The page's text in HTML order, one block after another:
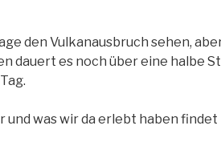
den Vulkanausbruch sehen,
dauert es noch über eine halbe
was wir da erlebt haben findet